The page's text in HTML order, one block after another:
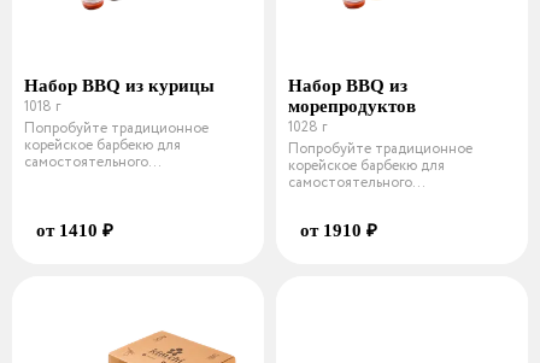
Набор BBQ из курицы
1018 г
Попробуйте традиционное
корейское барбекю для
самостоятельного
от 1410 ₽
Набор BBQ из
морепродуктов
1028 г
Попробуйте традиционное
корейское барбекю для
самостоятельного
от 1910 ₽